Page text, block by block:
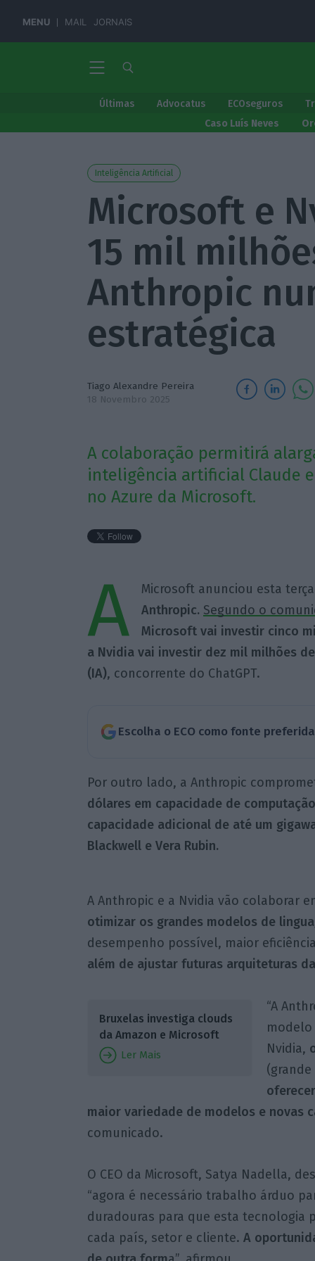
MENU MAIL JORNAIS
Últimas Advocatus ECOseguros
Caso Luís Neves
Inteligência Artificial
Microsoft e
15 mil
Anthropic
estratégica
Tiago Alexandre Pereira
18 Novembro 2025
A colaboração permitirá
inteligência artificial Claude
no Azure da Microsoft.
A Microsoft anunciou esta
Anthropic. Segundo o
Microsoft vai investir cinco
a Nvidia vai investir dez mil milhões
(IA), concorrente do ChatGPT.
Escolha o ECO como fonte
Por outro lado, a Anthropic
dólares em capacidade de
capacidade adicional de até um
Blackwell e Vera Rubin.
A Anthropic e a Nvidia vão colaborar
otimizar os grandes modelos de
desempenho possível, maior
além de ajustar futuras arquiteturas
Bruxelas investiga clouds
da Amazon e Microsoft
Ler Mais
“A
modelo
Nvidia,
maior variedade de modelos e novas
comunicado.
O CEO da Microsoft, Satya Nadella,
“agora é necessário trabalho árduo
duradouras para que esta tecnologia
cada país, setor e cliente. A